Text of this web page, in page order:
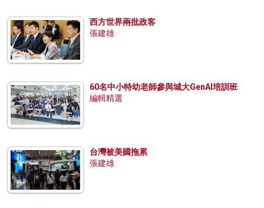
西方世界兩批政客
張建雄
60名中小特幼老師參與城大GenAI培訓班
編輯精選
台灣被美國拖累
張建雄